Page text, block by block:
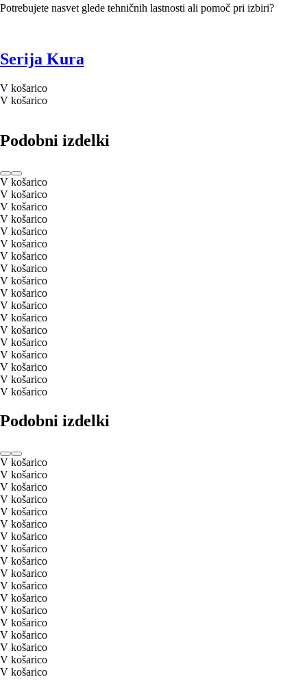
Potrebujete nasvet glede tehničnih lastnosti ali pomoč pri izbiri?
Serija Kura
V košarico
V košarico
Podobni izdelki
V košarico
V košarico
V košarico
V košarico
V košarico
V košarico
V košarico
V košarico
V košarico
V košarico
V košarico
V košarico
V košarico
V košarico
V košarico
V košarico
V košarico
V košarico
Podobni izdelki
V košarico
V košarico
V košarico
V košarico
V košarico
V košarico
V košarico
V košarico
V košarico
V košarico
V košarico
V košarico
V košarico
V košarico
V košarico
V košarico
V košarico
V košarico